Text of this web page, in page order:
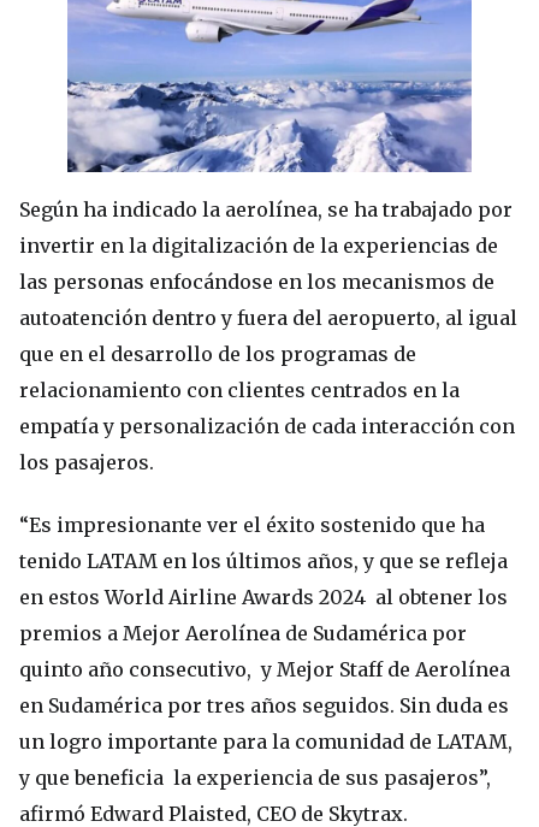
Según ha indicado la aerolínea, se ha trabajado por
invertir en la digitalización de la experiencias de
las personas enfocándose en los mecanismos de
autoatención dentro y fuera del aeropuerto, al igual
que en el desarrollo de los programas de
relacionamiento con clientes centrados en la
empatía y personalización de cada interacción con
los pasajeros.
“Es impresionante ver el éxito sostenido que ha
tenido LATAM en los últimos años, y que se refleja
en estos World Airline Awards 2024 al obtener los
premios a Mejor Aerolínea de Sudamérica por
quinto año consecutivo, y Mejor Staff de Aerolínea
en Sudamérica por tres años seguidos. Sin duda es
un logro importante para la comunidad de LATAM,
y que beneficia la experiencia de sus pasajeros”,
afirmó Edward Plaisted, CEO de Skytrax.